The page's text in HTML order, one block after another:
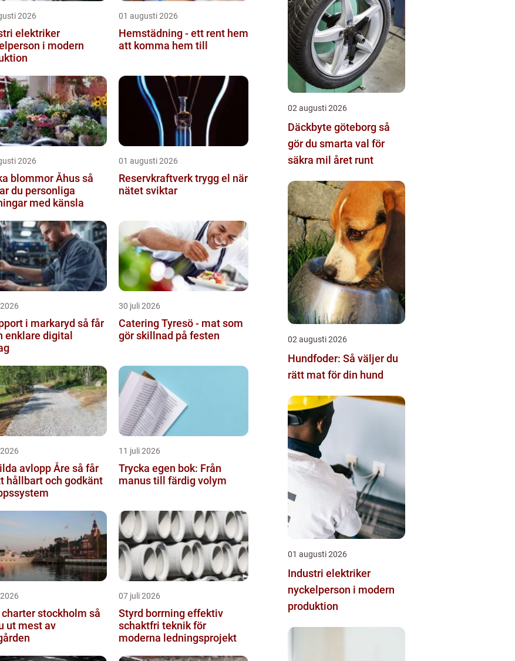
2026
elektriker
i modern
01 augusti 2026
Hemstädning - ett rent hem
att komma hem till
2026
blommor Åhus så
du personliga
med känsla
01 augusti 2026
Reservkraftverk trygg el när
nätet sviktar
i markaryd så får
enklare digital
30 juli 2026
Catering Tyresö - mat som
gör skillnad på festen
avlopp Åre så får
hållbart och godkänt
11 juli 2026
Trycka egen bok: Från
manus till färdig volym
stockholm så
ut mest av
07 juli 2026
Styrd borrning effektiv
schaktfri teknik för
moderna ledningsprojekt
02 augusti 2026
Däckbyte göteborg så
gör du smarta val för
säkra mil året runt
02 augusti 2026
Hundfoder: Så väljer du
rätt mat för din hund
01 augusti 2026
Industri elektriker
nyckelperson i modern
produktion